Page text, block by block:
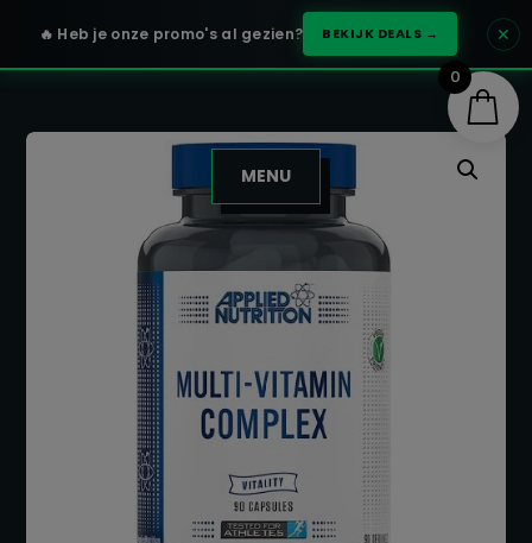
🔥 Heb je onze promo's al gezien? BEKIJK DEALS → ✕
MENU
0